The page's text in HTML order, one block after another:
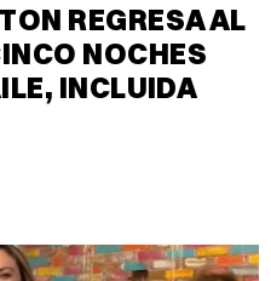
REGRESA AL
NOCHES
INCLUIDA